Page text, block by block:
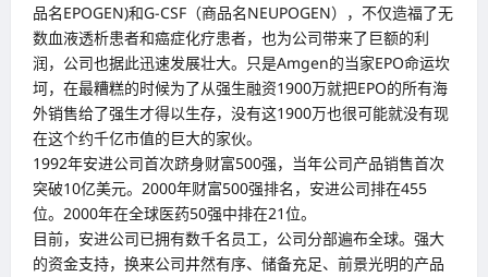
品名EPOGEN)和G-CSF（商品名NEUPOGEN），不仅造福了无
数血液透析患者和癌症化疗患者，也为公司带来了巨额的利
润，公司也据此迅速发展壮大。只是Amgen的当家EPO命运坎
坷，在最糟糕的时候为了从强生融资1900万就把EPO的所有海
外销售给了强生才得以生存，没有这1900万也很可能就没有现
在这个约千亿市值的巨大的家伙。
1992年安进公司首次跻身财富500强，当年公司产品销售首次
突破10亿美元。2000年财富500强排名，安进公司排在455
位。2000年在全球医药50强中排在21位。
目前，安进公司已拥有数千名员工，公司分部遍布全球。强大
的资金支持，换来公司井然有序、储备充足、前景光明的产品